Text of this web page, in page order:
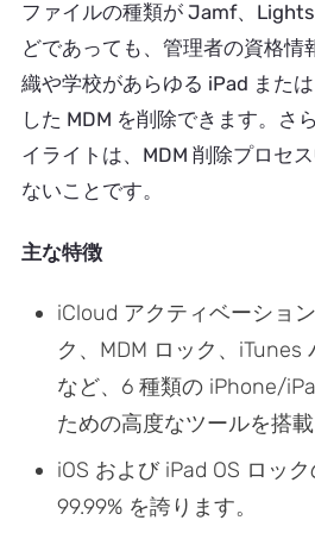
ファイルの種類が Jamf、
どであっても、管理者の資格情
織や学校があらゆる iPad また
した MDM を削除できます。さ
イライトは、MDM 削除プロセ
ないことです。
主な特徴
iCloud アクティベーショ
ク、MDM ロック、iTunes
など、6 種類の iPhone/
ための高度なツールを搭載
iOS および iPad OS ロッ
99.99% を誇ります。